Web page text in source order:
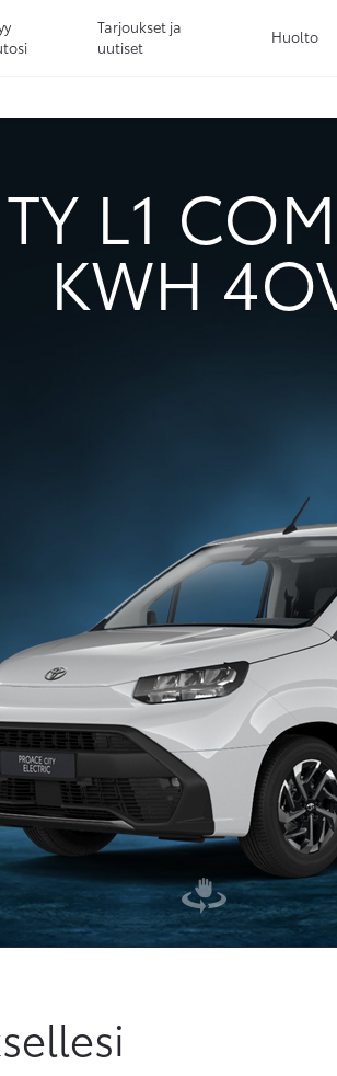
Tarjoukset ja
uutiset
Huolto
L1
KWH